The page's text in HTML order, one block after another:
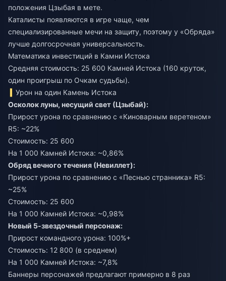
положения Цзыбая в мете.
Каталисты появляются в игре чаще, чем
специализированные мечи на защиту, поэтому у «Обряда»
лучше долгосрочная универсальность.
Математика инвестиций в Камни Истока
Средняя стоимость: 25 600 Камней Истока (160 круток,
один проигрыш по Очкам судьбы).
Урон на один Камень Истока
Осколок луны, несущий свет (Цзыбай):
Прирост урона по сравнению с «Киноварным веретеном»
R5: ~22%
Стоимость: 25 600
На 1 000 Камней Истока: ~0,86%
Обряд вечного течения (Невиллет):
Прирост урона по сравнению с «Песнью странника» R5:
~25%
Стоимость: 25 600
На 1 000 Камней Истока: ~0,98%
Новый 5-звездочный персонаж:
Прирост командного урона: 100%+
Стоимость: 12 800 (в среднем)
На 1 000 Камней Истока: ~7,8%
Баннеры персонажей предлагают примерно в 8 раз